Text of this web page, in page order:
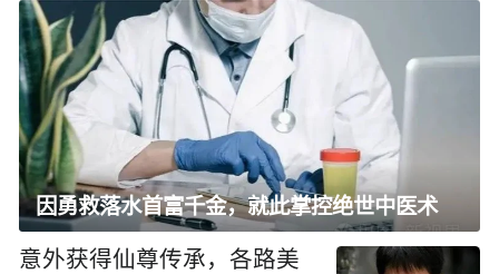
因勇救落水首富千金，就此掌控绝世中医术
意外获得仙尊传承，各路美